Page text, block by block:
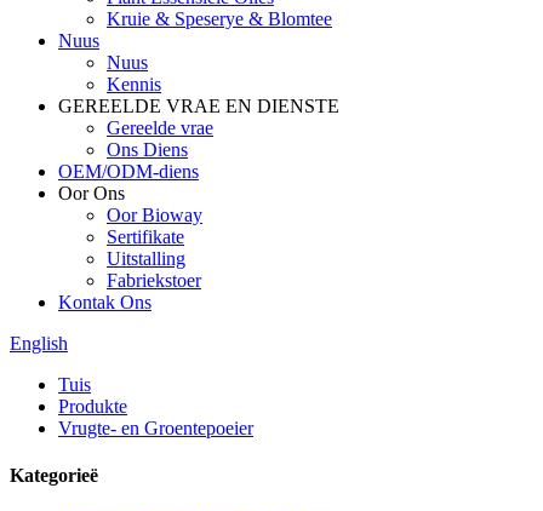
Kruie & Speserye & Blomtee
Nuus
Nuus
Kennis
GEREELDE VRAE EN DIENSTE
Gereelde vrae
Ons Diens
OEM/ODM-diens
Oor Ons
Oor Bioway
Sertifikate
Uitstalling
Fabriekstoer
Kontak Ons
English
Tuis
Produkte
Vrugte- en Groentepoeier
Kategorieë